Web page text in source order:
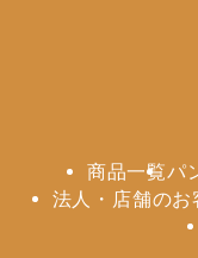
商品一覧パ
法人・店舗のお